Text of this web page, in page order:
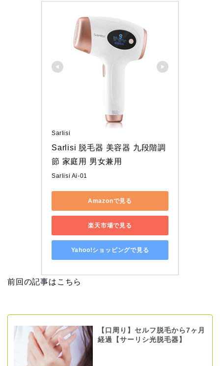
Sarlisi
Sarlisi 脱毛器 美容器 九段階調
節 家庭用 男女兼用
Sarlisi Ai-01
Amazonで見る
楽天市場で見る
Yahoo!ショッピングで見る
前回の記事はこちら
【口周り】セルフ脱毛から7ヶ月
経過【サーリシ光脱毛器】